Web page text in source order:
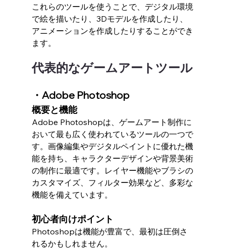
これらのツールを使うことで、デジタル環境
で絵を描いたり、3Dモデルを作成したり、
アニメーションを作成したりすることができ
ます。
代表的なゲームアートツール
・Adobe Photoshop
概要と機能
Adobe Photoshopは、ゲームアート制作に
おいて最も広く使われているツールの一つで
す。画像編集やデジタルペイントに優れた機
能を持ち、キャラクターデザインや背景美術
の制作に最適です。レイヤー機能やブラシの
カスタマイズ、フィルター効果など、多彩な
機能を備えています。
初心者向けポイント
Photoshopは機能が豊富で、最初は圧倒さ
れるかもしれません。